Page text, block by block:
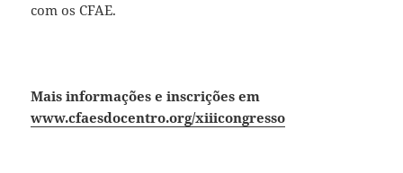
com os CFAE.
Mais informações e inscrições em
www.cfaesdocentro.org/xiiicongresso